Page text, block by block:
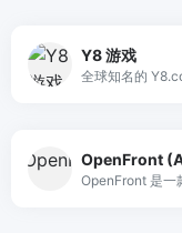
Y8 游戏